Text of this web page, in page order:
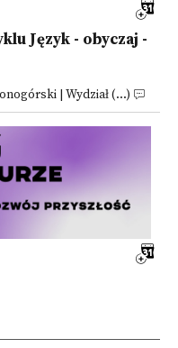
Język - obyczaj -
| Wydział (...)